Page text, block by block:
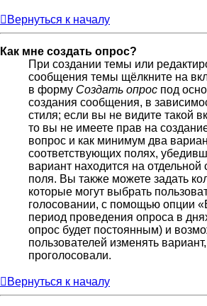
Вернуться к началу
Как мне создать опрос?
При создании темы или
сообщения темы щёлкните на
в форму Создать опрос под
создания сообщения, в
стиля; если вы не видите такой
то вы не имеете прав на
вопрос и как минимум два
соответствующих полях,
вариант находится на отдельной
поля. Вы также можете задать
которые могут выбрать
голосовании, с помощью опции
период проведения опроса в
опрос будет постоянным) и
пользователей изменять
проголосовали.
Вернуться к началу